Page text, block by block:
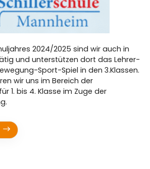
2024/2025 sind wir auch in
und unterstützen dort das Lehrer-
Sport-Spiel in den 3.Klassen.
wir uns im Bereich der
1. bis 4. Klasse im Zuge der